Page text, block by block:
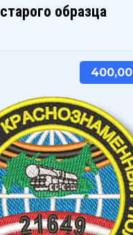
старого образца
400,00